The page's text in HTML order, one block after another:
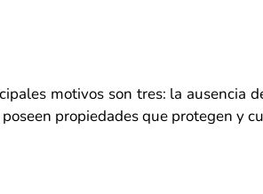
motivos son tres: la ausencia
propiedades que protegen y